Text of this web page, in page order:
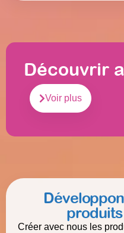
Découvrir
Voir plus
Créer avec nous les